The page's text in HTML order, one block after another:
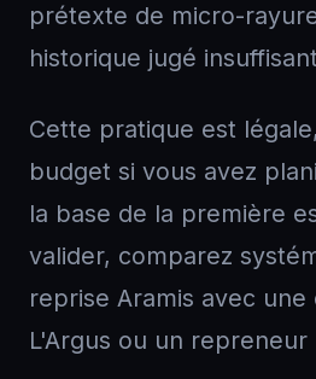
prétexte de micro-
historique jugé
Cette pratique est
budget si vous avez
la base de la première
valider, comparez
reprise Aramis avec
L'Argus ou un repreneur